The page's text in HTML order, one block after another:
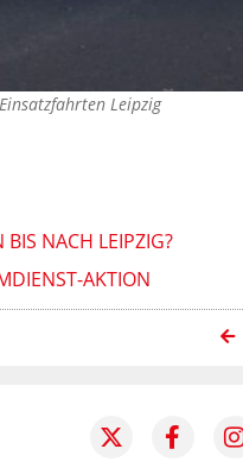
Einsatzfahrten Leipzig
BIS NACH LEIPZIG?
AKTION